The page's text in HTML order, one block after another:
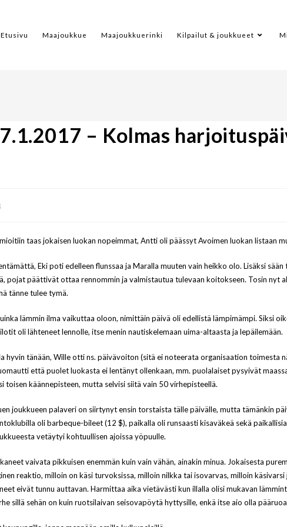
Etusivu Maajoukkue Maajoukkuerinki Kilpailut & joukkueet
– Kolmas
taas jokaisen luokan nopeimmat, Antti oli päässyt Avoimen luokan listaan
Eki poti edelleen flunssaa ja Maralla muuten vain heikko olo. Lisäksi
pojat päättivät ottaa rennommin ja valmistautua tulevaan koitokseen. Tosin nyt
tänne tulee tymä.
lämmin ilma vaikuttaa oloon, nimittäin päivä oli edellistä lämpimämpi. Siksi
oli lähteneet lennolle, itse menin nautiskelemaan uima-altaasta ja lepäilemään.
hyvin tänään, Wille otti ns. päivävoiton (sitä ei noteerata organisaation toimesta
että puolet luokasta ei lentänyt ollenkaan, mm. puolalaiset pysyivät
toisen käännepisteen, mutta selvisi siitä vain 50 virhepisteellä.
joukkueen palaveri on siirtynyt ensin torstaista tälle päivälle, mutta tämänkin
oli barbeque-bileet (12 $), paikalla oli runsaasti kisaväkeä sekä
vetäytyi kohtuullisen ajoissa yöpuulle.
vaivata pikkuisen enemmän kuin vain vähän, ainakin minua. Jokaisesta
reaktio, milloin on käsi turvoksissa, milloin nilkka tai isovarvas, milloin
eivät tunnu auttavan. Harmittaa aika vietävästi kun illalla olisi mukavan
sillä sehän on kuin ruotsilaivan seisovapöytä hyttysille, enkä itse aio olla